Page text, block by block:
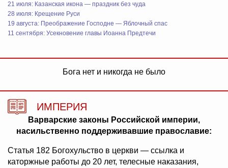
21 июля: Казанская икона — праздник без чуда
28 июля: Крещение Руси
19 августа: Преображение Господне — Яблочный спас
11 сентября: Усекновение главы Иоанна Предтечи
Бога нет и никогда не было
ИМПЕРИЯ
Варварские законы Российской империи,
насильственно поддерживавшие православие:
Статья 182 Богохульство в церкви — ссылка и
каторжные работы до 20 лет, телесные наказания,